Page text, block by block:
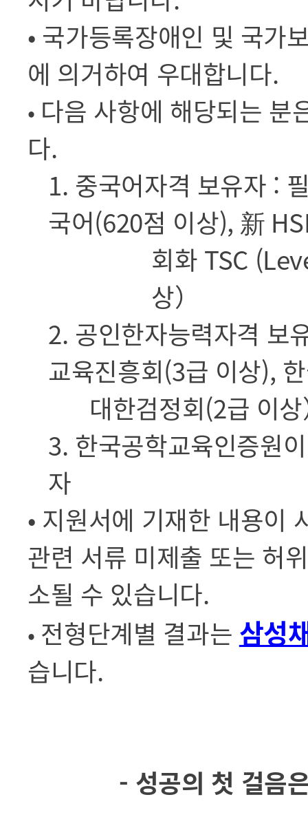
• 국가등록장애인 및 국가
에 의거하여 우대합니다.
• 다음 사항에 해당되는 분
다.
1. 중국어자격 보유자 :
국어(620점 이상), 新
회화 TSC
상）
2. 공인한자능력자격 보
교육진흥회(3급 이상),
대한검정회(2급 이
3. 한국공학교육인증원
자
• 지원서에 기재한 내용이
관련 서류 미제출 또는 허
소될 수 있습니다.
• 전형단계별 결과는 삼성
습니다.
- 성공의 첫 걸음